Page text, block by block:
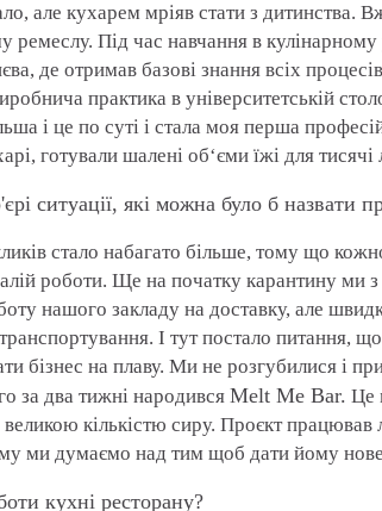
але кухарем мріяв стати з дитинства.
ремеслу. Під час навчання в
де отримав базові знання всіх
практика в університетській
і це по суті і стала моя перша
готували шалені об‘єми їжі для
ситуації, які можна було б назвати
стало набагато більше, тому що
роботи. Ще на початку карантину ми
нашого закладу на доставку, але
І тут постало питання,
бізнес на плаву. Ми не розгубилися і
за два тижні народився Melt Me Bar. Це
великою кількістю сиру. Проєкт працював
ми думаємо над тим щоб дати йому нове
кухні ресторану?